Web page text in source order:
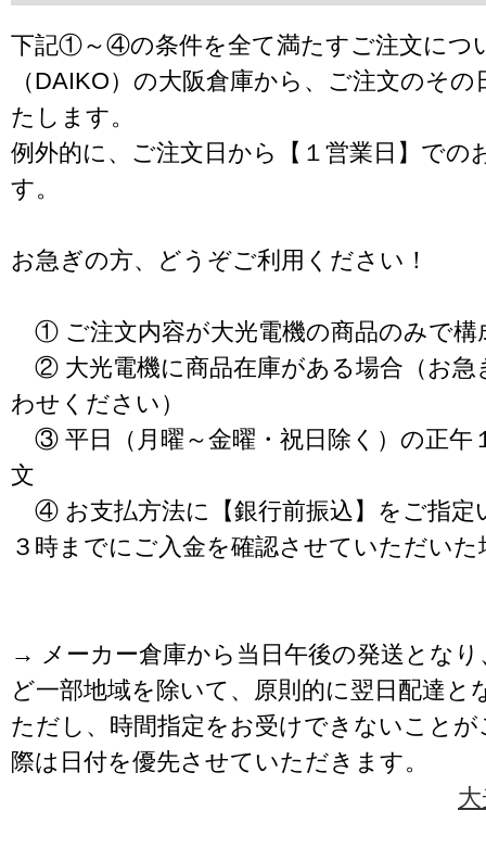
下記①～④の条件を全て満たすご注文につ
（DAIKO）の大阪倉庫から、ご注文のそ
たします。
例外的に、ご注文日から【１営業日】での
す。
お急ぎの方、どうぞご利用ください！
① ご注文内容が大光電機の商品のみで構
② 大光電機に商品在庫がある場合（お急
わせください）
③ 平日（月曜～金曜・祝日除く）の正午
文
④ お支払方法に【銀行前振込】をご指定
３時までにご入金を確認させていただいた
→ メーカー倉庫から当日午後の発送となり
ど一部地域を除いて、原則的に翌日配達と
ただし、時間指定をお受けできないこと
際は日付を優先させていただきます。